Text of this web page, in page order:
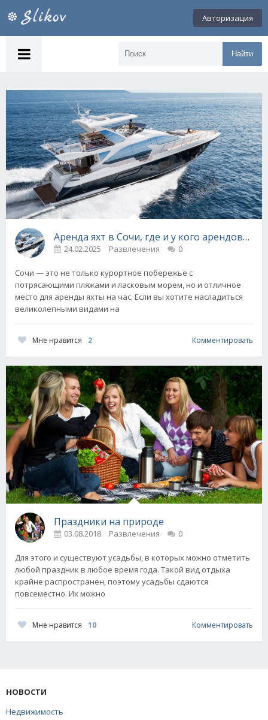
Авторизация
Найти
Аренда яхт в Сочи, где и у кого арендовать
24.02.2025 Развлечения 0
Сочи — это не только курортное побережье с
потрясающими пляжами и ласковым морем, но и отличное
место для аренды яхты на час. Если вы хотите насладиться
великолепными видами на
Мне нравится 2 Комментировать
Праздники на природе
03.08.2018 Развлечения 0
Для этого и существуют усадьбы, в которых можно отметить
любой праздник в любое время года. Такой вид отдыха
крайне распространен, поэтому усадьбы сдаются
повсеместно. Их можно
Мне нравится 10 Комментировать
НОВОСТИ
Недвижимость